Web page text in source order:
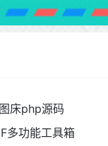
床php源码
多功能工具箱